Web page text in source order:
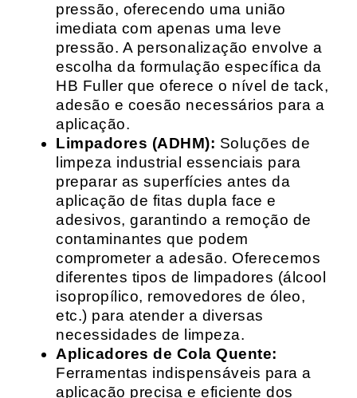
pressão, oferecendo uma união
imediata com apenas uma leve
pressão. A personalização envolve a
escolha da formulação específica da
HB Fuller que oferece o nível de tack,
adesão e coesão necessários para a
aplicação.
Limpadores (ADHM): Soluções de
limpeza industrial essenciais para
preparar as superfícies antes da
aplicação de fitas dupla face e
adesivos, garantindo a remoção de
contaminantes que podem
comprometer a adesão. Oferecemos
diferentes tipos de limpadores (álcool
isopropílico, removedores de óleo,
etc.) para atender a diversas
necessidades de limpeza.
Aplicadores de Cola Quente:
Ferramentas indispensáveis para a
aplicação precisa e eficiente dos